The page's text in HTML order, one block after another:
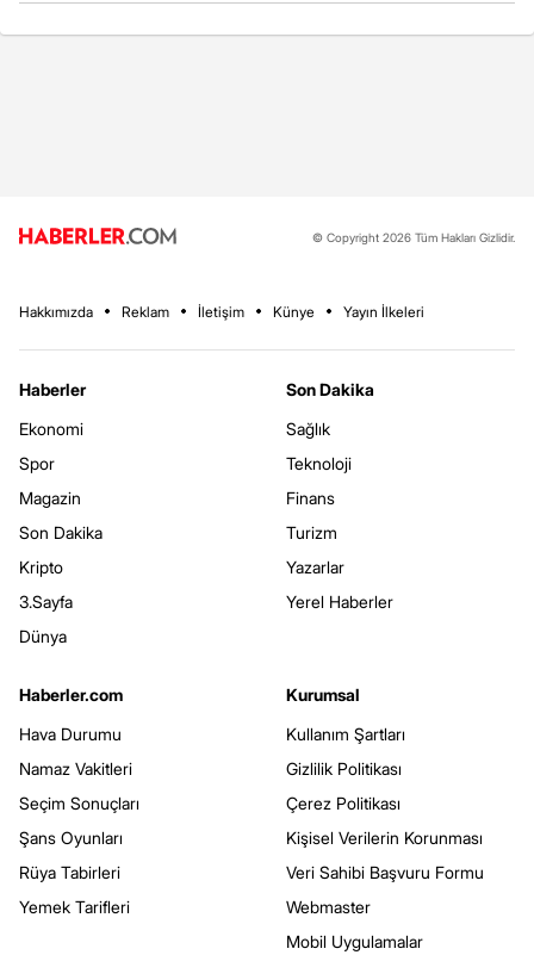
© Copyright 2026 Tüm Hakları Gizlidir.
Hakkımızda Reklam İletişim Künye Yayın İlkeleri
Haberler
Ekonomi
Spor
Magazin
Son Dakika
Kripto
3.Sayfa
Dünya
Son Dakika
Sağlık
Teknoloji
Finans
Turizm
Yazarlar
Yerel Haberler
Haberler.com
Hava Durumu
Namaz Vakitleri
Seçim Sonuçları
Şans Oyunları
Rüya Tabirleri
Yemek Tarifleri
Kurumsal
Kullanım Şartları
Gizlilik Politikası
Çerez Politikası
Kişisel Verilerin Korunması
Veri Sahibi Başvuru Formu
Webmaster
Mobil Uygulamalar